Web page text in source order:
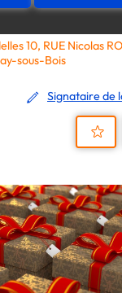
10, RUE Nicolas
sous-Bois
Signataire de
au